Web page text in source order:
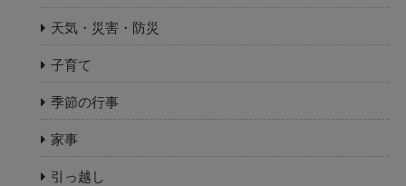
天気・災害・防災
子育て
季節の行事
家事
引っ越し